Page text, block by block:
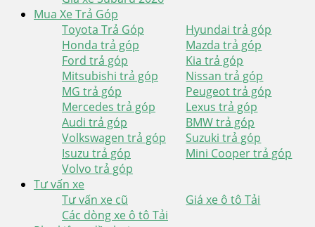
Mua Xe Trả Góp
Toyota Trả Góp
Hyundai trả góp
Honda trả góp
Mazda trả góp
Ford trả góp
Kia trả góp
Mitsubishi trả góp
Nissan trả góp
MG trả góp
Peugeot trả góp
Mercedes trả góp
Lexus trả góp
Audi trả góp
BMW trả góp
Volkswagen trả góp
Suzuki trả góp
Isuzu trả góp
Mini Cooper trả góp
Volvo trả góp
Tư vấn xe
Tư vấn xe cũ
Giá xe ô tô Tải
Các dòng xe ô tô Tải